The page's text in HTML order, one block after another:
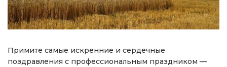
Примите самые искренние и сердечные
поздравления с профессиональным праздником —